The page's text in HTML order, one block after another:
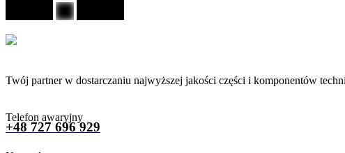
Twój partner w dostarczaniu najwyższej jakości części i komponentów
Telefon awaryjny
+48 727 696 929